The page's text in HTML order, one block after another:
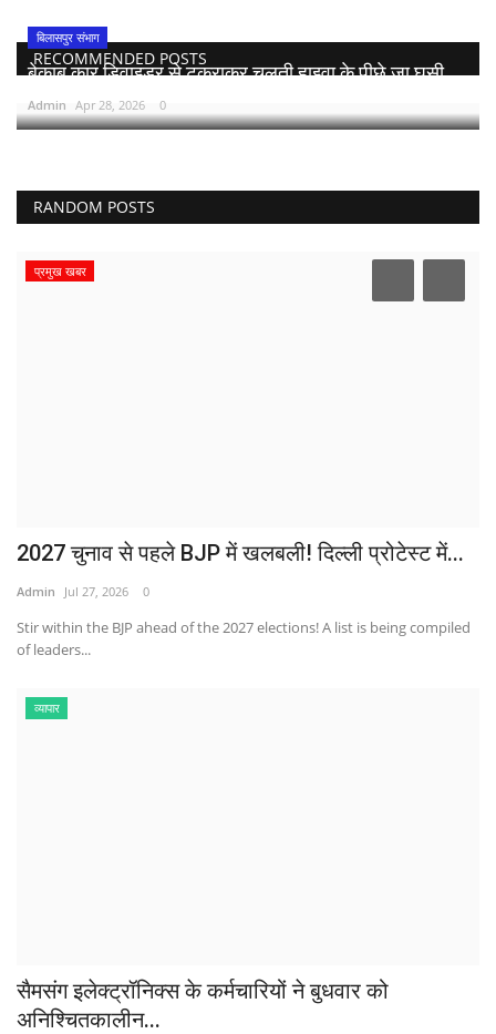
RECOMMENDED POSTS
बिलासपुर संभाग
बेकाबू कार डिवाइडर से टकराकर चलती हाइवा के पीछे जा घुसी,...
Admin Apr 28, 2026 0
RANDOM POSTS
प्रमुख खबर
2027 चुनाव से पहले BJP में खलबली! दिल्ली प्रोटेस्ट में...
Admin Jul 27, 2026 0
Stir within the BJP ahead of the 2027 elections! A list is being compiled
of leaders...
व्यापार
सैमसंग इलेक्ट्रॉनिक्स के कर्मचारियों ने बुधवार को
अनिश्चितकालीन...